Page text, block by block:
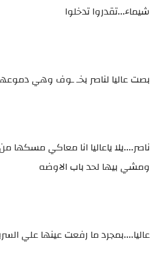
شيماء...تقدروا تدخلوا
بصت عاليا لناصر بخـ ـوف وهي
ناصر....يلا ياعاليا انا معاكي مسكها
ومشي بيها لحد باب الاوضه
عاليا....بمجرد ما رفعت عينها علي